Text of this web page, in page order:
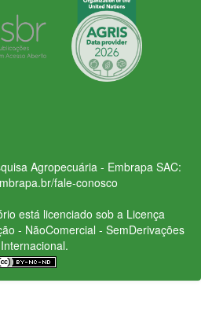
Agropecuária - Embrapa SAC:
fale-conosco
está licenciado sob a Licença
- NãoComercial - SemDerivações